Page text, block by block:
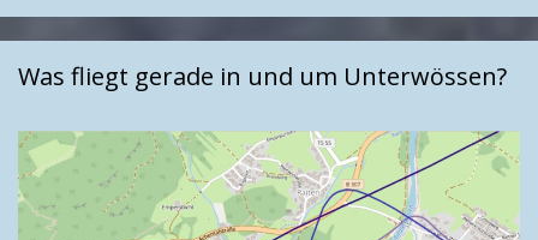
Was fliegt gerade in und um Unterwössen?